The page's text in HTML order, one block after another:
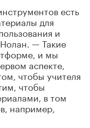
есть
для
и
— Такие
и мы
аспекте,
чтобы учителя
чтобы
в том
например,